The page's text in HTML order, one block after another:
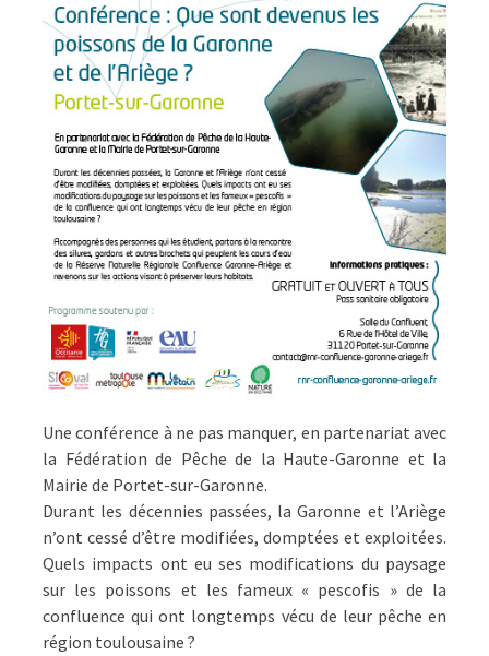
Une conférence à ne pas manquer, en partenariat avec
la Fédération de Pêche de la Haute-Garonne et la
Mairie de Portet-sur-Garonne.
Durant les décennies passées, la Garonne et l’Ariège
n’ont cessé d’être modifiées, domptées et exploitées.
Quels impacts ont eu ses modifications du paysage
sur les poissons et les fameux « pescofis » de la
confluence qui ont longtemps vécu de leur pêche en
région toulousaine ?